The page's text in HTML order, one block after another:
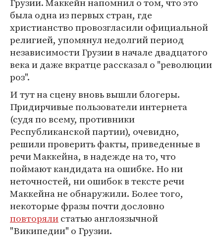
была одна из первых стран, где
христианство провозгласили официальной
религией, упомянул недолгий период
независимости Грузии в начале двадцатого
века и даже вкратце рассказал о "революции
роз".
И тут на сцену вновь вышли блогеры.
Придирчивые пользователи интернета
(судя по всему, противники
Республиканской партии), очевидно,
решили проверить факты, приведенные в
речи Маккейна, в надежде на то, что
поймают кандидата на ошибке. Но ни
неточностей, ни ошибок в тексте речи
Маккейна не обнаружили. Более того,
некоторые фразы почти дословно
повторялистатью англоязычной
"Википедии" о Грузии.